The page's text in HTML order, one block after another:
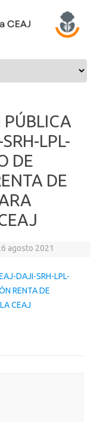
PÚBLICA
LPL-
DE
DE
agosto 2021
DAJI-SRH-LPL-
RENTA DE
CEAJ